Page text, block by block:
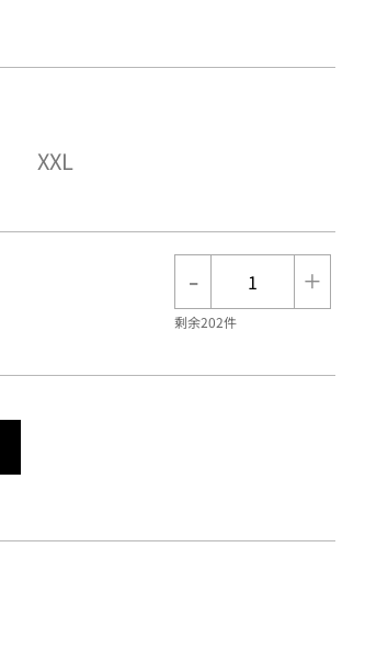
XXL
- +
剩余202件